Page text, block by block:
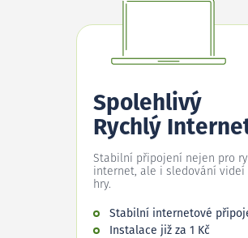
Spolehlivý
Rychlý
Stabilní připojení nejen pro
internet, ale i sledování videí
hry.
Stabilní internetové
Instalace již za 1 Kč